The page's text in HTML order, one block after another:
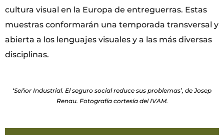
cultura visual en la Europa de entreguerras. Estas
muestras conformarán una temporada transversal y
abierta a los lenguajes visuales y a las más diversas
disciplinas.
‘Señor Industrial. El seguro social reduce sus problemas’, de Josep
Renau. Fotografía cortesía del IVAM.